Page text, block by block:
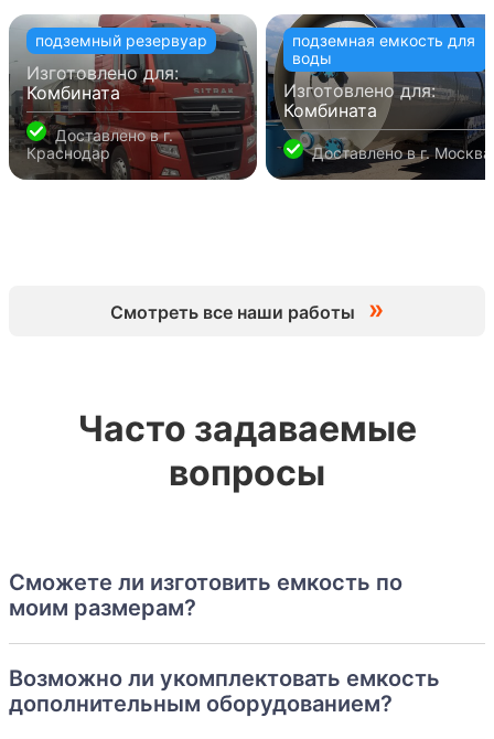
подземный резервуар
Изготовлено для:
Комбината
Доставлено вг.
Краснодар
подземная емкость для
воды
Изготовлено для:
Комбината
Доставлено вг. Москва
Смотреть все наши работы »
Часто задаваемые
вопросы
Сможете ли изготовить емкость по
моим размерам?
Возможно ли укомплектовать емкость
дополнительным оборудованием?